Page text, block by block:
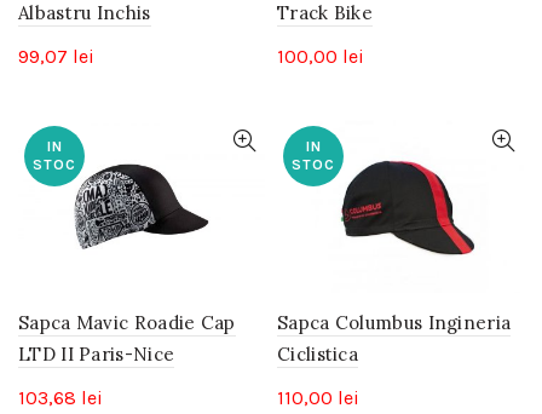
Albastru Inchis
99,07 lei
Track Bike
100,00 lei
IN
STOC
Sapca Mavic Roadie Cap
LTD II Paris-Nice
103,68 lei
IN
STOC
Sapca Columbus Ingineria
Ciclistica
110,00 lei